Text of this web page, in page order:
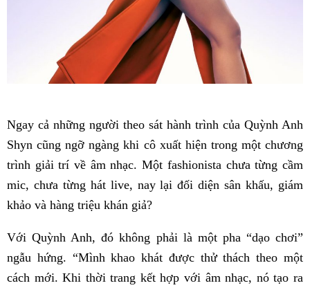
Ngay cả những người theo sát hành trình của Quỳnh Anh
Shyn cũng ngỡ ngàng khi cô xuất hiện trong một chương
trình giải trí về âm nhạc. Một fashionista chưa từng cầm
mic, chưa từng hát live, nay lại đối diện sân khấu, giám
khảo và hàng triệu khán giả?
Với Quỳnh Anh, đó không phải là một pha “dạo chơi”
ngẫu hứng. “Mình khao khát được thử thách theo một
cách mới. Khi thời trang kết hợp với âm nhạc, nó tạo ra